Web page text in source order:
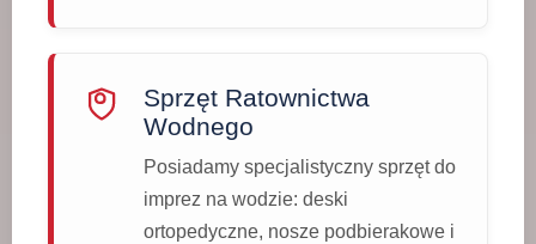
Sprzęt Ratownictwa
Wodnego
Posiadamy specjalistyczny sprzęt do
imprez na wodzie: deski
ortopedyczne, nosze podbierakowe i